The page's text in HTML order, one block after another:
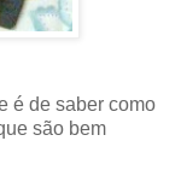
é de saber como
são bem